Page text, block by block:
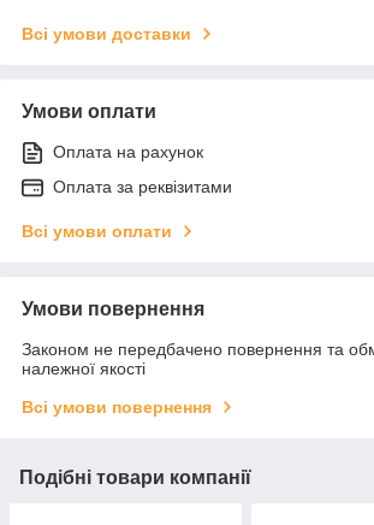
Всі умови доставки
Умови оплати
Оплата на рахунок
Оплата за реквізитами
Всі умови оплати
Умови повернення
Законом не передбачено повернення та
належної якості
Всі умови повернення
Подібні товари компанії